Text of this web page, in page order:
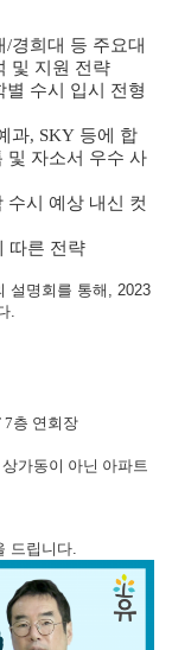
/경희대 등 주요대
및 지원 전략
별 수시 입시 전형
과, SKY 등에 합
및 자소서 우수 사
수시 예상 내신 컷
따른 전략
설명회를 통해
, 2023
7층 연회장
가동이 아닌 아파트
드립니다